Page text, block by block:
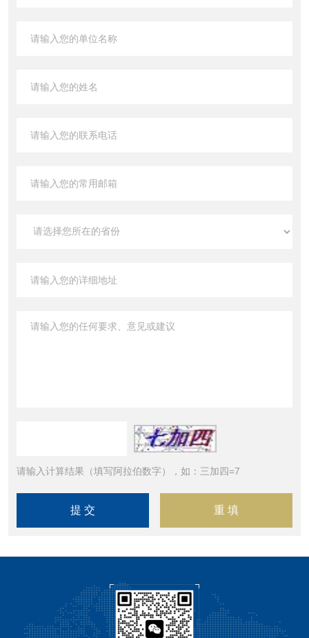
请输入计算结果（填写阿拉伯数字），如：三加四=7